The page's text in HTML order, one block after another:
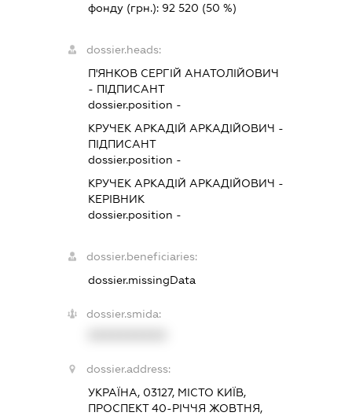
фонду (грн.): 92 520 (50 %)
dossier.heads:
П'ЯНКОВ СЕРГІЙ АНАТОЛІЙОВИЧ
- ПІДПИСАНТ
dossier.position -
КРУЧЕК АРКАДІЙ АРКАДІЙОВИЧ -
ПІДПИСАНТ
dossier.position -
КРУЧЕК АРКАДІЙ АРКАДІЙОВИЧ -
КЕРІВНИК
dossier.position -
dossier.beneficiaries:
dossier.missingData
dossier.smida:
dossier.address:
УКРАЇНА, 03127, МІСТО КИЇВ,
ПРОСПЕКТ 40-РІЧЧЯ ЖОВТНЯ,